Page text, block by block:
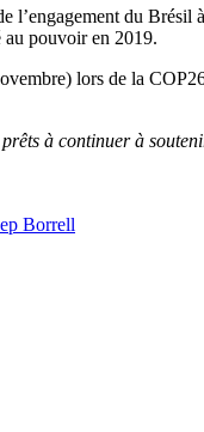
du
au pouvoir en 2019.
lors de la
à continuer à
Borrell